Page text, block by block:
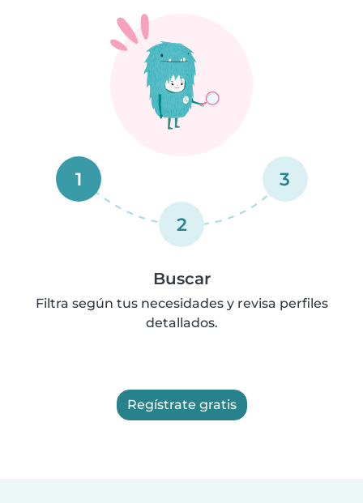
1
2
3
Buscar
Filtra según tus necesidades y revisa perfiles
detallados.
Regístrate gratis